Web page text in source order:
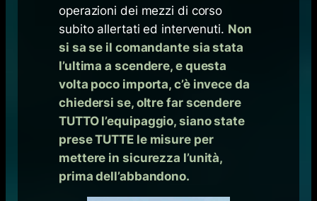
operazioni dei mezzi di corso
subito allertati ed intervenuti. Non
si sa se il comandante sia stata
l’ultima a scendere, e questa
volta poco importa, c’è invece da
chiedersi se, oltre far scendere
TUTTO l’equipaggio, siano state
prese TUTTE le misure per
mettere in sicurezza l’unità,
prima dell’abbandono.